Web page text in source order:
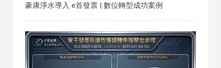
豪康淨水導入 e首發票 | 數位轉型成功案例